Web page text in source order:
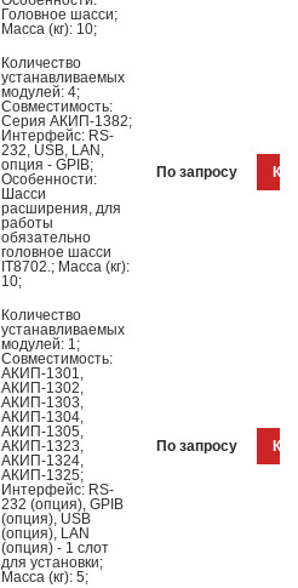
Головное шасси;
Масса (кг): 10;
Количество
устанавливаемых
модулей: 4;
Совместимость:
Серия АКИП-1382;
Интерфейс: RS-
232, USB, LAN,
опция - GPIB;
Особенности:
Шасси
расширения, для
работы
обязательно
головное шасси
IT8702.; Масса (кг):
10;
По запросу
Количество
устанавливаемых
модулей: 1;
Совместимость:
АКИП-1301,
АКИП-1302,
АКИП-1303,
АКИП-1304,
АКИП-1305,
АКИП-1323,
АКИП-1324,
АКИП-1325;
Интерфейс: RS-
232 (опция), GPIB
(опция), USB
(опция), LAN
(опция) - 1 слот
для установки;
Масса (кг): 5;
По запросу